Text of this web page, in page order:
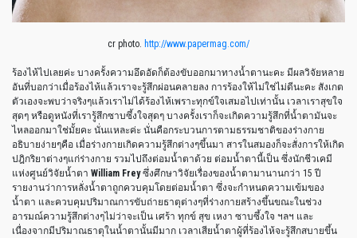
cr photo. http://www.papermag.com/
ร้องไห้ไปเลยค่ะ บางครั้งความอึดอัดก็ต้องขับออกมาทางน้ำตานะคะ มีผลวิจัยหลาย
อันที่บอกว่าเมื่อร้องไห้แล้วเราจะรู้สึกผ่อนคลายลง การร้องให้ไม่ใช่ไม่ดีนะคะ สังเกต
ตัวเองจะพบว่าจริงๆแล้วเราไม่ได้ร้องไห้เพราะทุกข์ใจเสมอไปเท่านั้น เวลาเราสุขใจ
สุดๆ หรือดูหนังที่เรารู้สึกซาบซึ้งใจสุดๆ บางครั้งเราก็จะเกิดความรู้สึกที่น้ำตามันจะ
ไหลออกมาใช่มั้ยคะ นั่นแหละค่ะ นั่นคือกระบวนการตามธรรมชาติของร่างกาย
อธิบายง่ายๆคือ เมื่อร่างกายเกิดความรู้สึกต่างๆขึ้นมา สารในสมองก็จะสั่งการให้เกิด
ปฎิกริยาต่างๆแก่ร่างกาย รวมไปถึงต่อมน้ำตาด้วย ต่อมน้ำตานี้เป็น ซึ่งนักชีวเคมี
แห่งศูนย์วิจัยน้ำตา William Frey ซึ่งศึกษาวิจัยเรื่องของน้ำตามานานกว่า 15ปี
รายงานว่าการหลั่งน้ำตาถูกควบคุมโดยต่อมน้ำตา ซึ่งจะกำหนดความเข้มของ
น้ำตา และควบคุมปริมาณการขับถ่ายธาตุต่างๆที่ร่างกายสร้างขึ้นขณะในช่วง
อารมณ์ความรู้สึกต่างๆไม่ว่าจะเป็น เศร้า ทุกข์ สุข เหงา ซาบซึ้งใจ ฯลฯ และ
เนื่องจากมีปริมาณธาตุในน้ำตานั้นมีมาก เวลาเสียน้ำตาผู้ที่ร้องไห้จะรู้สึกสบายขึ้น